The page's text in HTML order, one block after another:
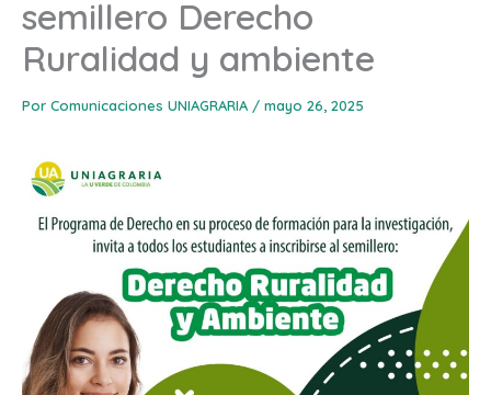
semillero Derecho
Ruralidad y ambiente
Por Comunicaciones UNIAGRARIA / mayo 26, 2025